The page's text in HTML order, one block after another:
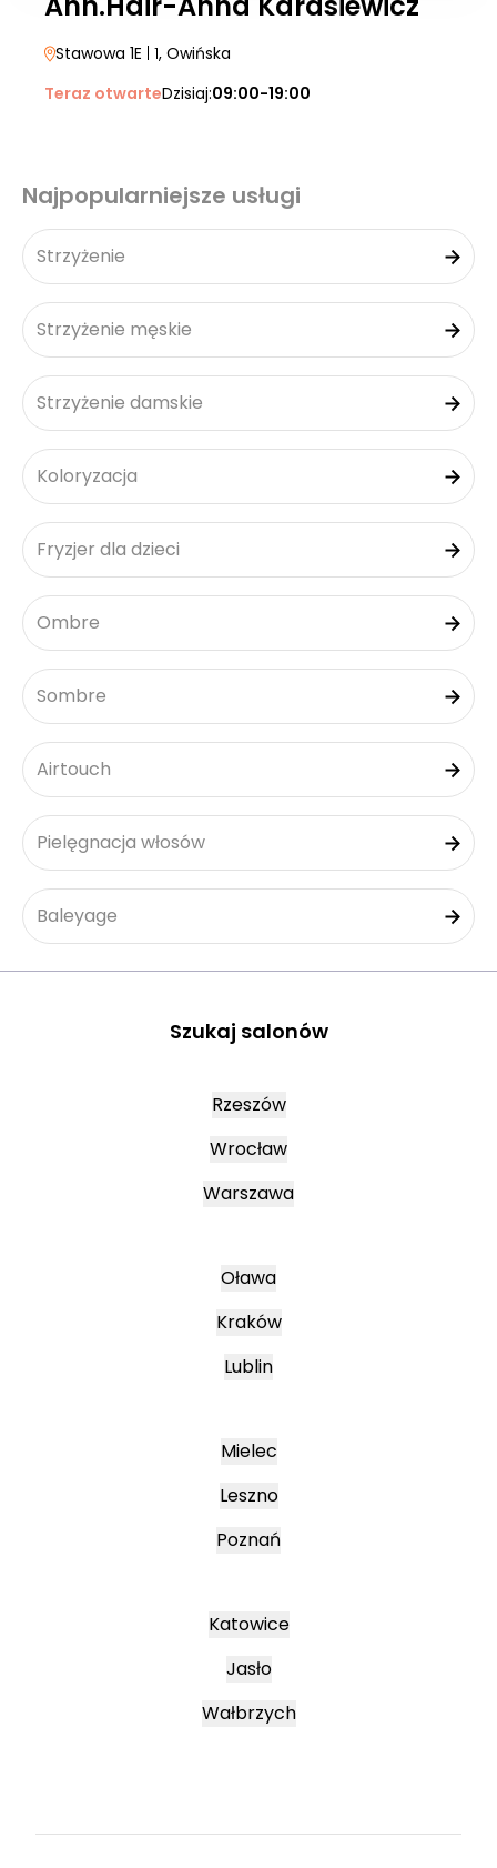
Stawowa 1E | 1, Owińska
Teraz otwarteDzisiaj:09:00-19:00
Najpopularniejsze usługi
Strzyżenie
Strzyżenie męskie
Strzyżenie damskie
Koloryzacja
Fryzjer dla dzieci
Ombre
Sombre
Airtouch
Pielęgnacja włosów
Baleyage
Szukaj salonów
Rzeszów
Wrocław
Warszawa
Oława
Kraków
Lublin
Mielec
Leszno
Poznań
Katowice
Jasło
Wałbrzych